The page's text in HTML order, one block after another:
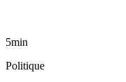
5min
Politique